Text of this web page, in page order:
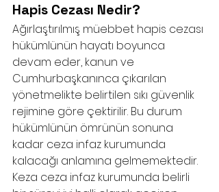
Hapis Cezası Nedir?
Ağırlaştırılmış müebbet hapis cezası
hükümlünün hayatı boyunca
devam eder, kanun ve
Cumhurbaşkanınca çıkarılan
yönetmelikte belirtilen sıkı güvenlik
rejimine göre çektirilir. Bu durum
hükümlünün ömrünün sonuna
kadar ceza infaz kurumunda
kalacağı anlamına gelmemektedir.
Keza ceza infaz kurumunda belirli